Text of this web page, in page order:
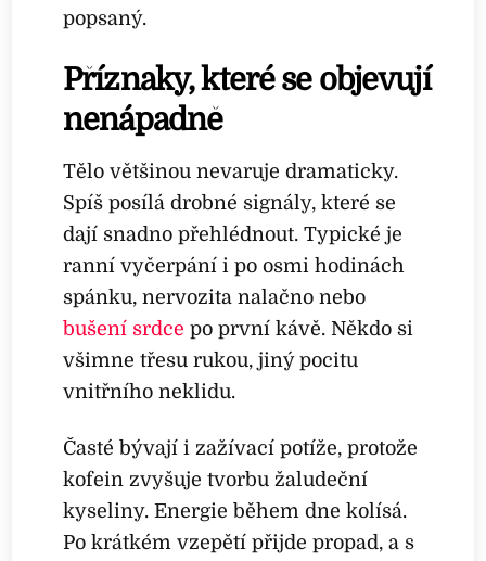
popsaný.
Příznaky, které se objevují
nenápadně
Tělo většinou nevaruje dramaticky.
Spíš posílá drobné signály, které se
dají snadno přehlédnout. Typické je
ranní vyčerpání i po osmi hodinách
spánku, nervozita nalačno nebo
bušení srdce po první kávě. Někdo si
všimne třesu rukou, jiný pocitu
vnitřního neklidu.
Časté bývají i zažívací potíže, protože
kofein zvyšuje tvorbu žaludeční
kyseliny. Energie během dne kolísá.
Po krátkém vzepětí přijde propad, a s